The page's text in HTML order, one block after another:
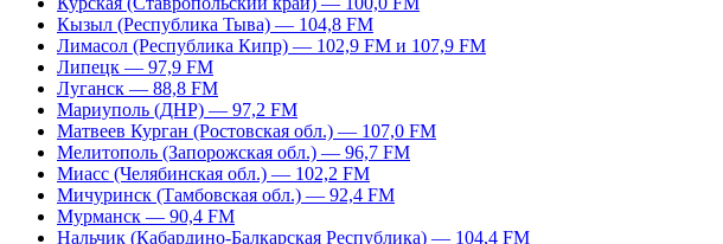
Кызыл (Республика Тыва) — 104,8 FM
Лимасол (Республика Кипр) — 102,9 FM и 107,9 FM
Липецк — 97,9 FM
Луганск — 88,8 FM
Мариуполь (ДНР) — 97,2 FM
Матвеев Курган (Ростовская обл.) — 107,0 FM
Мелитополь (Запорожская обл.) — 96,7 FM
Миасс (Челябинская обл.) — 102,2 FM
Мичуринск (Тамбовская обл.) — 92,4 FM
Мурманск — 90,4 FM
Нальчик (Кабардино-Балкарская Республика) — 104,4 FM